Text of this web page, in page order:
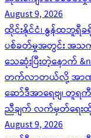
August 9, 2026
ထိုင်းနိုင်ငံ၊ နွန်ထဘူရီ
ပစ်ခတ်မှုအတွင်း အသ
သေဆုံးပြီးတဲ့နောက်
တက်လာတယ်လို့ အာဏ
ဆော်ဒီအာရေဗျ၊ တူ
ညီချက် လက်မှတ်ရေး
August 9, 2026